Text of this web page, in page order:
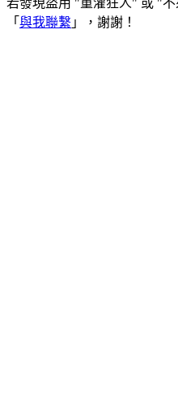
若發現盜用 "重灌狂人" 或 "
「 與我聯繫 」，謝謝！